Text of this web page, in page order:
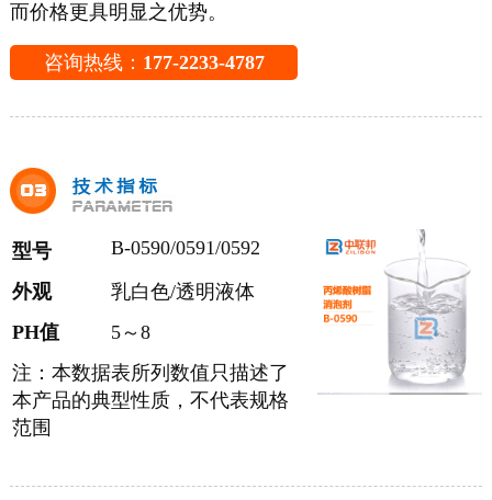
而价格更具明显之优势。
咨询热线： 177-2233-4787
型号
B-0590/0591/0592
外观
乳白色/透明液体
PH值
5～8
注：本数据表所列数值只描述了
本产品的典型性质，不代表规格
范围